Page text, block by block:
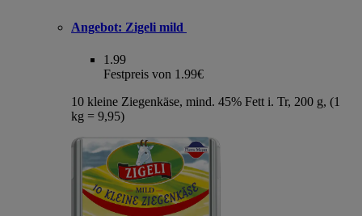
Angebot: Zigeli mild
1.99
Festpreis von 1.99€
10 kleine Ziegenkäse, mind. 45% Fett i. Tr, 200 g, (1
kg = 9,95)